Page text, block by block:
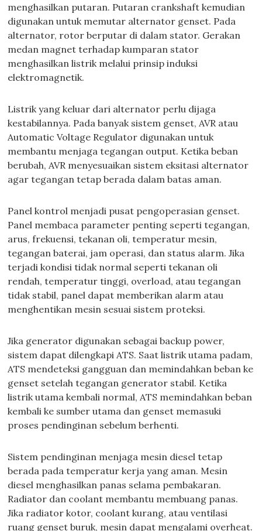
menghasilkan putaran. Putaran crankshaft kemudian
digunakan untuk memutar alternator genset. Pada
alternator, rotor berputar di dalam stator. Gerakan
medan magnet terhadap kumparan stator
menghasilkan listrik melalui prinsip induksi
elektromagnetik.
Listrik yang keluar dari alternator perlu dijaga
kestabilannya. Pada banyak sistem genset, AVR atau
Automatic Voltage Regulator digunakan untuk
membantu menjaga tegangan output. Ketika beban
berubah, AVR menyesuaikan sistem eksitasi alternator
agar tegangan tetap berada dalam batas aman.
Panel kontrol menjadi pusat pengoperasian genset.
Panel membaca parameter penting seperti tegangan,
arus, frekuensi, tekanan oli, temperatur mesin,
tegangan baterai, jam operasi, dan status alarm. Jika
terjadi kondisi tidak normal seperti tekanan oli
rendah, temperatur tinggi, overload, atau tegangan
tidak stabil, panel dapat memberikan alarm atau
menghentikan mesin sesuai sistem proteksi.
Jika generator digunakan sebagai backup power,
sistem dapat dilengkapi ATS. Saat listrik utama padam,
ATS mendeteksi gangguan dan memindahkan beban ke
genset setelah tegangan generator stabil. Ketika
listrik utama kembali normal, ATS memindahkan beban
kembali ke sumber utama dan genset memasuki
proses pendinginan sebelum berhenti.
Sistem pendinginan menjaga mesin diesel tetap
berada pada temperatur kerja yang aman. Mesin
diesel menghasilkan panas selama pembakaran.
Radiator dan coolant membantu membuang panas.
Jika radiator kotor, coolant kurang, atau ventilasi
ruang genset buruk, mesin dapat mengalami overheat.